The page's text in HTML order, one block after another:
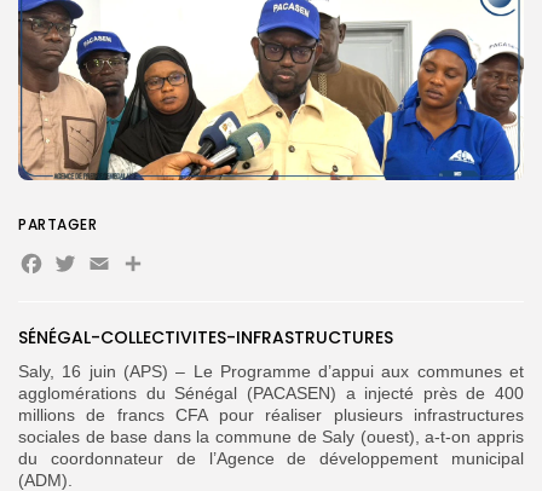
FR
SÉNÉGAL-COLLECTIVITES-INFRASTRUCTURES
Saly, 16 juin (APS) – Le Programme d’appui aux communes et
agglomérations du Sénégal (PACASEN) a injecté près de 400
millions de francs CFA pour réaliser plusieurs infrastructures
sociales de base dans la commune de Saly (ouest), a-t-on appris
du coordonnateur de l’Agence de développement municipal
(ADM).
PARTAGER
Facebook
Twitter
EmailPartager